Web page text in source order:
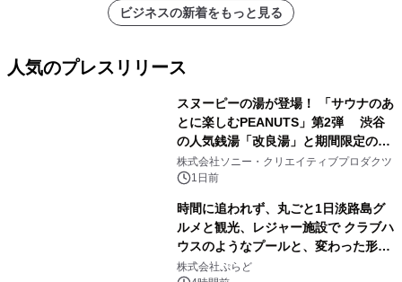
ビジネスの新着をもっと見る
人気のプレスリリース
スヌーピーの湯が登場！ 「サウナのあ
とに楽しむPEANUTS」第2弾 渋谷
の人気銭湯「改良湯」と期間限定のコ
ラボレーション サウナイキタイコラ
ボグッズも発売決定！
株式会社ソニー・クリエイティブプロダクツ
1日前
時間に追われず、丸ごと1日淡路島グ
ルメと観光、レジャー施設で クラブハ
ウスのようなプールと、変わった形の
サウナも 「THE BOXY AWAJI」のお
株式会社ぷらど